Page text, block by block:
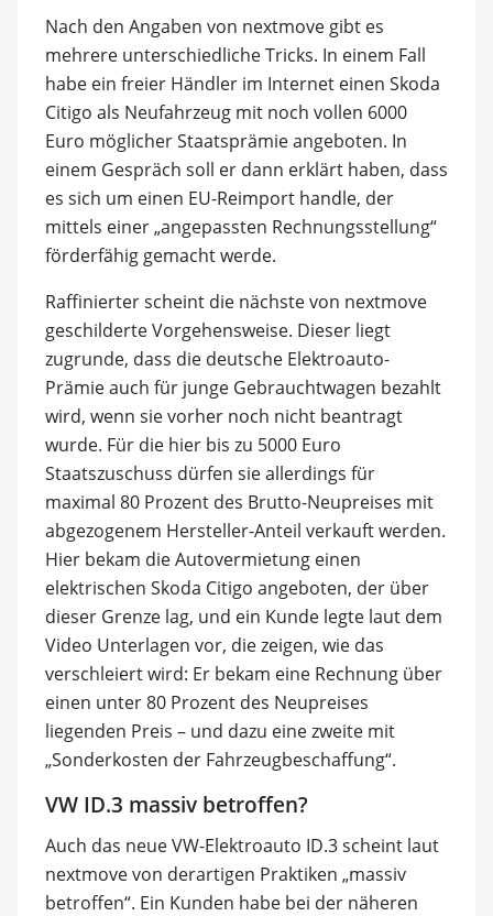
Nach den Angaben von nextmove gibt es
mehrere unterschiedliche Tricks. In einem Fall
habe ein freier Händler im Internet einen Skoda
Citigo als Neufahrzeug mit noch vollen 6000
Euro möglicher Staatsprämie angeboten. In
einem Gespräch soll er dann erklärt haben, dass
es sich um einen EU-Reimport handle, der
mittels einer „angepassten Rechnungsstellung“
förderfähig gemacht werde.
Raffinierter scheint die nächste von nextmove
geschilderte Vorgehensweise. Dieser liegt
zugrunde, dass die deutsche Elektroauto-
Prämie auch für junge Gebrauchtwagen bezahlt
wird, wenn sie vorher noch nicht beantragt
wurde. Für die hier bis zu 5000 Euro
Staatszuschuss dürfen sie allerdings für
maximal 80 Prozent des Brutto-Neupreises mit
abgezogenem Hersteller-Anteil verkauft werden.
Hier bekam die Autovermietung einen
elektrischen Skoda Citigo angeboten, der über
dieser Grenze lag, und ein Kunde legte laut dem
Video Unterlagen vor, die zeigen, wie das
verschleiert wird: Er bekam eine Rechnung über
einen unter 80 Prozent des Neupreises
liegenden Preis – und dazu eine zweite mit
„Sonderkosten der Fahrzeugbeschaffung“.
VW ID.3 massiv betroffen?
Auch das neue VW-Elektroauto ID.3 scheint laut
nextmove von derartigen Praktiken „massiv
betroffen“. Ein Kunden habe bei der näheren